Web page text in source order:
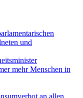
und
mehr Menschen in
an allen